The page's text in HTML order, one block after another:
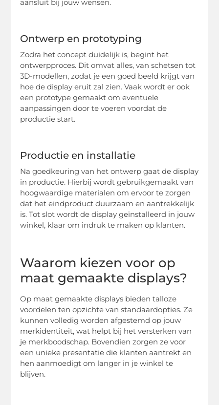
aansluit bij jouw wensen.
Ontwerp en prototyping
Zodra het concept duidelijk is, begint het
ontwerpproces. Dit omvat alles, van schetsen tot
3D-modellen, zodat je een goed beeld krijgt van
hoe de display eruit zal zien. Vaak wordt er ook
een prototype gemaakt om eventuele
aanpassingen door te voeren voordat de
productie start.
Productie en installatie
Na goedkeuring van het ontwerp gaat de display
in productie. Hierbij wordt gebruikgemaakt van
hoogwaardige materialen om ervoor te zorgen
dat het eindproduct duurzaam en aantrekkelijk
is. Tot slot wordt de display geïnstalleerd in jouw
winkel, klaar om indruk te maken op klanten.
Waarom kiezen voor op
maat gemaakte displays?
Op maat gemaakte displays bieden talloze
voordelen ten opzichte van standaardopties. Ze
kunnen volledig worden afgestemd op jouw
merkidentiteit, wat helpt bij het versterken van
je merkboodschap. Bovendien zorgen ze voor
een unieke presentatie die klanten aantrekt en
hen aanmoedigt om langer in je winkel te
blijven.